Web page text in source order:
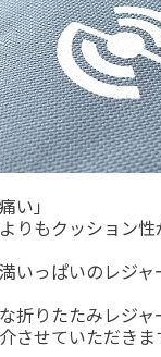
い」
りもクッション性
いっぱいのレジ
折りたたみレジ
させていただきま